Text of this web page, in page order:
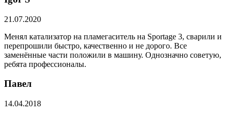
21.07.2020
Менял катализатор на пламегаситель на Sportage 3, сварили и
перепрошили быстро, качественно и не дорого. Все
заменённые части положили в машину. Однозначно советую,
ребята профессионалы.
Павел
14.04.2018